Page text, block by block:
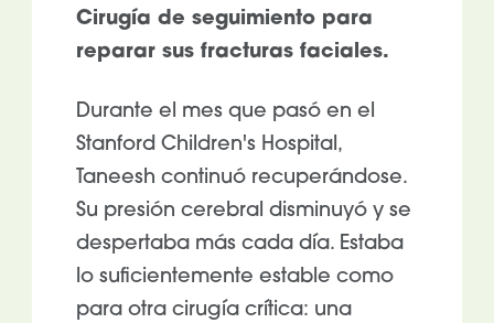
Cirugía de seguimiento para
reparar sus fracturas faciales.
Durante el mes que pasó en el
Stanford Children's Hospital,
Taneesh continuó recuperándose.
Su presión cerebral disminuyó y se
despertaba más cada día. Estaba
lo suficientemente estable como
para otra cirugía crítica: una